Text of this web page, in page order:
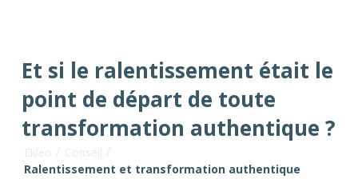
Et si le ralentissement était le
point de départ de toute
transformation authentique ?
Ekleo / Conseil /
Ralentissement et transformation authentique